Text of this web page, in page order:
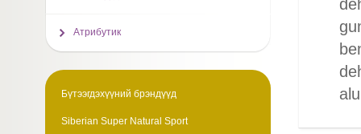
Атрибутик
Бүтээгдэхүүний брэндүүд
Siberian Super Natural Sport